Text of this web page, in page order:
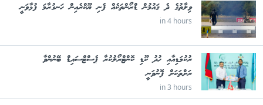
ވިލާތުގެ ދެ ޤައުމުން ޑްރޯންތަކެއް ފެނި ޔޫކްރެއިން ހަނގުރާމަ ފުޅާވަނީ
in 4 hours
ރުކުމަޑިއާއި ހުދު ކޫޑި ކޮންޓްރޯލުކުރާ ޕެސްޓްސައިޑް ބޭނުންވާ
ރަށްތަކަށް ފޮނުވަނީ
in 3 hours